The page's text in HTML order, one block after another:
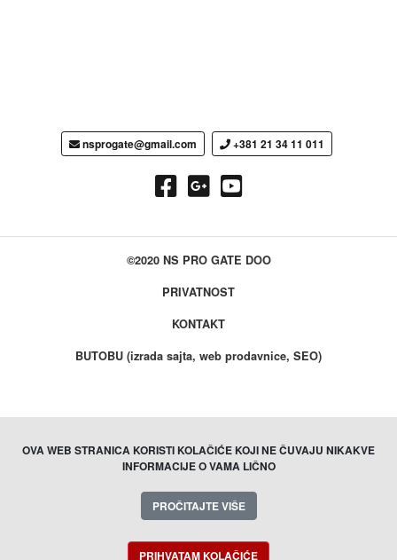
nsprogate@gmail.com +381 21 34 11 011
©2020 NS PRO GATE DOO
PRIVATNOST
KONTAKT
BUTOBU (izrada sajta, web prodavnice, SEO)
OVA WEB STRANICA KORISTI KOLAČIĆE KOJI NE ČUVAJU NIKAKVE
INFORMACIJE O VAMA LIČNO
PROČITAJTE VIŠE
PRIHVATAM KOLAČIĆE